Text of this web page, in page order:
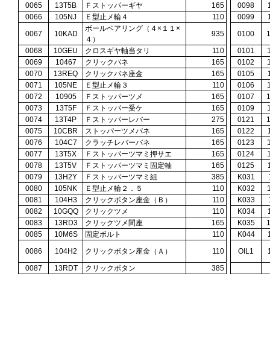
0065
13T5B Ｆストッパーギヤ 165 0098
0066
105NJ Ｅ型止メ輪４ 110 0099
0067
10KAD
ボールベアリング（４×１１×
４）
935 0100
0068
10GEU クロスギヤ軸当タリ 110 0101
0069
10467 クリックバネ 165 0102
0070
13REQ クリックバネ座金 165 0105
0071
105NE Ｅ型止メ輪３ 110 0106
0072
10905 Ｆストッパーツメ 165 0107
0073
13T5F Ｆストッパー受ケ 165 0109
0074
13T4P Ｆストッパーレバー 275 0121
0075
10CBR ストッパーツメバネ 165 0122
0076
104C7 クラッチレバーバネ 165 0123
0077
13T5X Ｆストッパーツマミ押サエ 165 0124
0078
13T5V Ｆストッパーツマミ固定軸 165 0125
0079
13H2Y Ｆストッパーツマミ組 385 K031
0080
105NK Ｅ型止メ輪２．５ 110 K032
0081
104H3 クリックボタン座金（Ｂ） 110 K033
0082
10GQQ クリックツメ 110 K034
0083
13RD3 クリックツメ間座 165 K035
0085
10M6S 固定ボルト 110 K044
0086
104H2 クリックボタン座金（Ａ） 110 OIL1
0087
13RDT クリックボタン 385